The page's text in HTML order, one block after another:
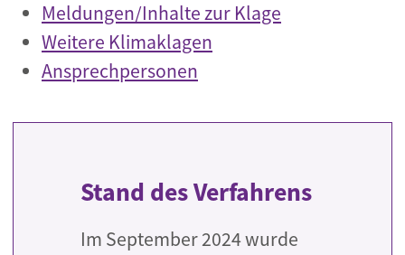
Meldungen/Inhalte zur Klage
Weitere Klimaklagen
Ansprechpersonen
Stand des Verfahrens
Im September 2024 wurde